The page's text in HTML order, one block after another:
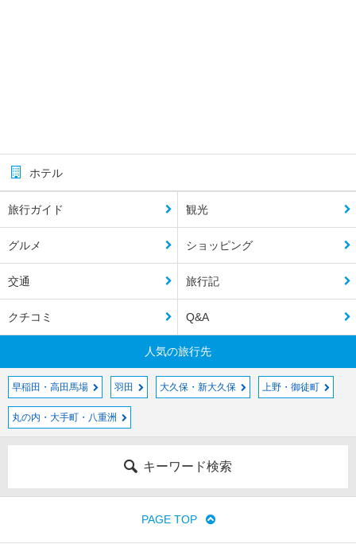
ホテル
旅行ガイド 観光
グルメ ショッピング
交通 旅行記
クチコミ Q&A
人気の旅行先
早稲田・高田馬場 羽田 大久保・新大久保 上野・御徒町
丸の内・大手町・八重洲
キーワード検索
PAGE TOP